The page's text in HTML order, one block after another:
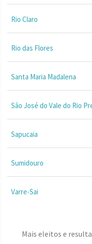
Rio Claro
Rio das Flores
Santa Maria Madalena
São José do Vale do Rio
Sapucaia
Sumidouro
Varre-Sai
Mais eleitos e